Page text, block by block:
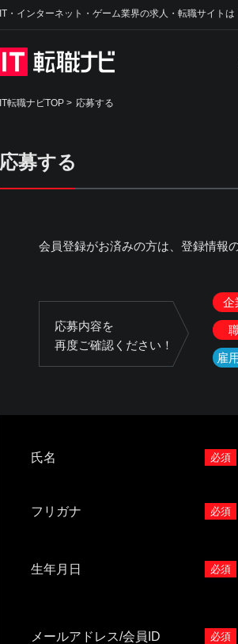
IT・インターネット・ゲーム業界の求人・転職サイトは
IT転職ナビTOP > 応募する
応募する
会員登録がお済みの方は、登録情報
応募内容を
再度ご確認ください！
企
雇
必須
氏名
必須
フリガナ
必須
生年月日
必須
メールアドレス/会員ID